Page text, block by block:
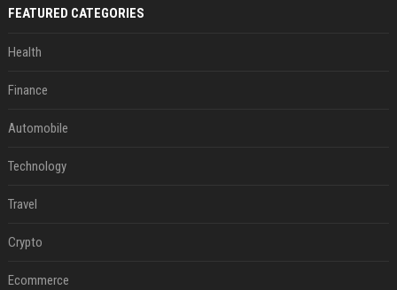
FEATURED CATEGORIES
Health
Finance
Automobile
Technology
Travel
Crypto
Ecommerce